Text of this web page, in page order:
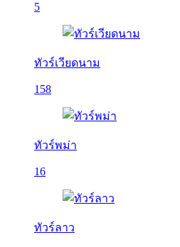
5
ทัวร์เวียดนาม
158
ทัวร์พม่า
16
ทัวร์ลาว